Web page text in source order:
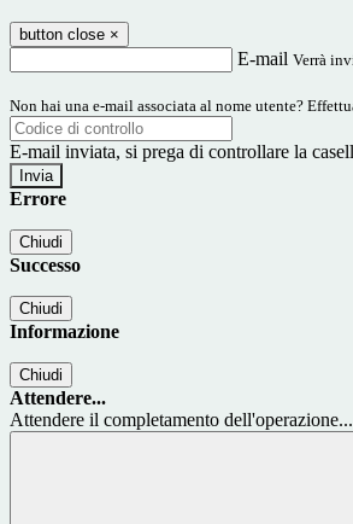
button close ×
E-mail Verrà
Non hai una e-mail associata al nome utente?
E-mail inviata, si prega di controllare la
Errore
Chiudi
Successo
Chiudi
Informazione
Chiudi
Attendere...
Attendere il completamento dell'operazione...